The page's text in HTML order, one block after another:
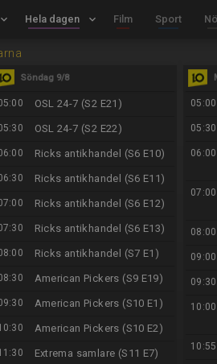
Hela dagen keyboard_arrow_down Film Sport
Söndag 9/8
OSL 24-7 (S2 E21)
OSL 24-7 (S2 E22)
Ricks antikhandel (S6 E10)
Ricks antikhandel (S6 E11)
Ricks antikhandel (S6 E12)
Ricks antikhandel (S6 E13)
Ricks antikhandel (S7 E1)
American Pickers (S9 E19)
American Pickers (S10 E1)
American Pickers (S10 E2)
Extrema samlare (S11 E7)
05:00
05:30
06:00
07:00
08:00
09:00
09:30
10:00
10:55